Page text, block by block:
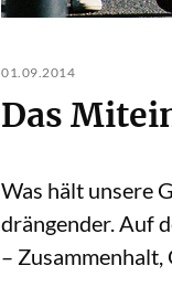
01.09.2014
Das
Was hält unsere
drängender. Auf
–